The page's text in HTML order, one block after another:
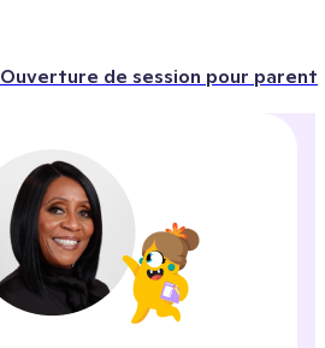
Ouverture de session pour parent